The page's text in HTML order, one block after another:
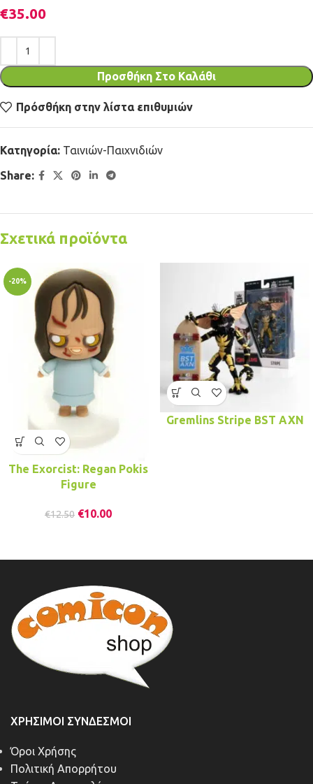
€35.00
Προσθήκη Στο Καλάθι
Πρόσθήκη στην λίστα επιθυμιών
Κατηγορία: Ταινιών-Παιχνιδιών
Share:
Σχετικά προϊόντα
-20%
The Exorcist: Regan Pokis
Figure
€12.50 €10.00
Gremlins Stripe BST AXN
ΧΡΉΣΙΜΟΙ ΣΎΝΔΕΣΜΟΙ
Όροι Χρήσης
Πολιτική Απορρήτου